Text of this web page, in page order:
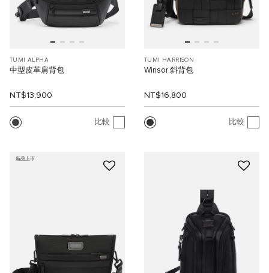
TUMI ALPHA
中型皮革肩背包
NT$13,900
比較
TUMI HARRISON
Winsor 斜背包
NT$16,800
比較
新品上市